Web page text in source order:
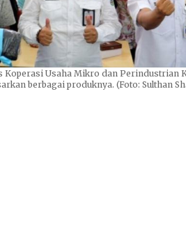
Koperasi Usaha Mikro dan Perindustrian
berbagai produknya. (Foto: Sulthan